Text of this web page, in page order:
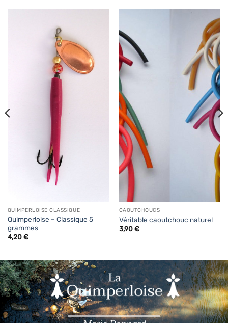
QUIMPERLOISE CLASSIQUE
Quimperloise – Classique 5
grammes
4,20€
CAOUTCHOUCS
Véritable caoutchouc naturel
3,90€